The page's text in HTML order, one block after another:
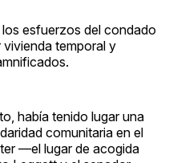
esfuerzos del condado
temporal y
había tenido lugar una
comunitaria en el
—el lugar de acogida